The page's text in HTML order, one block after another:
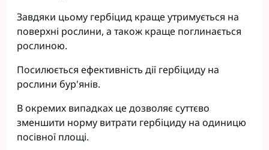
Завдяки цьому гербіцид краще утримується на
поверхні рослини, а також краще поглинається
рослиною.
Посилюється ефективність дії гербіциду на
рослини бур'янів.
В окремих випадках це дозволяє суттєво
зменшити норму витрати гербіциду на одиницю
посівної площі.